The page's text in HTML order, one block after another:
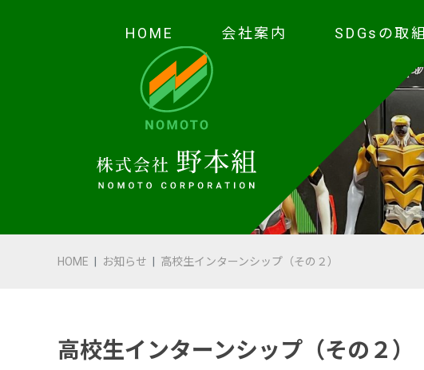
HOME 会社案内 SDGsの取組
HOME お知らせ 高校生インターンシップ（その２）
高校生インターンシップ（その２）
会社案内
代表あいさつ
会社概要・沿革
アクセス